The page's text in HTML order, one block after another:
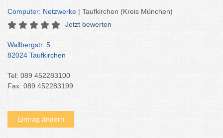
Computer: Netzwerke | Taufkirchen (Kreis München)
Jetzt bewerten
Wallbergstr. 5
82024 Taufkirchen
Tel: 089 452283100
Fax: 089 452283199
Eintrag ändern